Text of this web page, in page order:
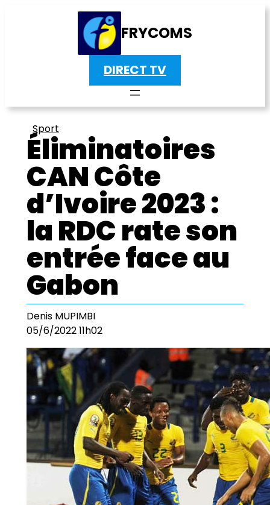
FRYCOMS
DIRECT TV
Sport
Éliminatoires
CAN Côte
d’Ivoire 2023 :
la RDC rate son
entrée face au
Gabon
Denis MUPIMBI
05/6/2022 11h02